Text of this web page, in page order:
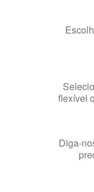
flexível
Diga-